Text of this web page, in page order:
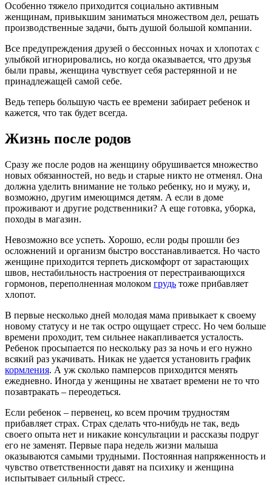
Особенно тяжело приходится социально активным
женщинам, привыкшим заниматься множеством дел, решать
производственные задачи, быть душой большой компании.
Все предупреждения друзей о бессонных ночах и хлопотах с
улыбкой игнорировались, но когда оказывается, что друзья
были правы, женщина чувствует себя растерянной и не
принадлежащей самой себе.
Ведь теперь большую часть ее времени забирает ребенок и
кажется, что так будет всегда.
Жизнь после родов
Сразу же после родов на женщину обрушивается множество
новых обязанностей, но ведь и старые никто не отменял. Она
должна уделить внимание не только ребенку, но и мужу, и,
возможно, другим имеющимся детям. А если в доме
проживают и другие родственники? А еще готовка, уборка,
походы в магазин.
Невозможно все успеть. Хорошо, если роды прошли без
осложнений и организм быстро восстанавливается. Но часто
женщине приходится терпеть дискомфорт от зарастающих
швов, нестабильность настроения от перестраивающихся
гормонов, переполненная молоком грудь тоже прибавляет
хлопот.
В первые несколько дней молодая мама привыкает к своему
новому статусу и не так остро ощущает стресс. Но чем больше
времени проходит, тем сильнее накапливается усталость.
Ребенок просыпается по нескольку раз за ночь и его нужно
всякий раз укачивать. Никак не удается установить график
кормления. А уж сколько памперсов приходится менять
ежедневно. Иногда у женщины не хватает времени не то что
позавтракать – переодеться.
Если ребенок – первенец, ко всем прочим трудностям
прибавляет страх. Страх сделать что-нибудь не так, ведь
своего опыта нет и никакие консультации и рассказы подруг
его не заменят. Первые пара недель жизни малыша
оказываются самыми трудными. Постоянная напряженность и
чувство ответственности давят на психику и женщина
испытывает сильный стресс.